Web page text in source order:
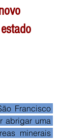
Francisco
abrigar uma
minerais